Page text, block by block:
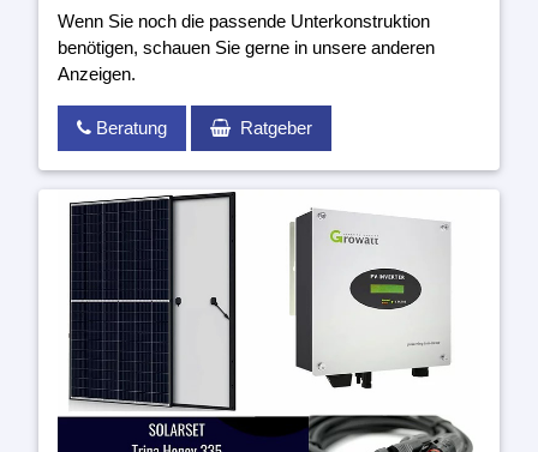
Wenn Sie noch die passende Unterkonstruktion
benötigen, schauen Sie gerne in unsere anderen
Anzeigen.
Beratung Ratgeber